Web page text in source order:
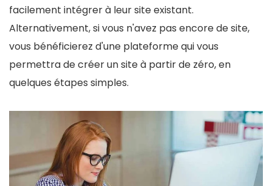
facilement intégrer à leur site existant.
Alternativement, si vous n'avez pas encore de site,
vous bénéficierez d'une plateforme qui vous
permettra de créer un site à partir de zéro, en
quelques étapes simples.